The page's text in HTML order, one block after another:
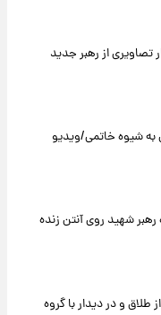
تصاویری از رهبر جدید
به شیوه خاتمی/ویدیو
شهید روی آنتن زنده
طلاق و در دیدار با گروه